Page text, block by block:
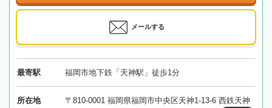
メールする
最寄駅 福岡市地下鉄「天神駅」徒歩1分
所在地
〒810-0001 福岡県福岡市中央区天神1-13-6 西鉄天神